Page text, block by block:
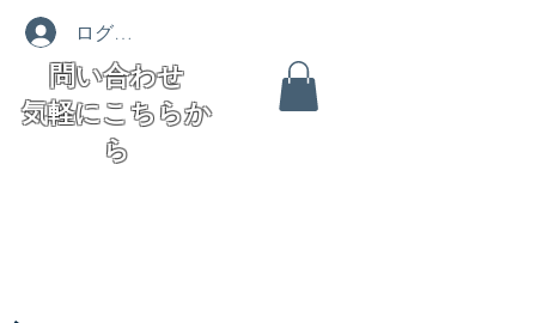
ログイン
問い合わせ
気軽にこちらか
ら